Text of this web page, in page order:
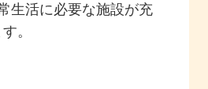
生活に必要な施設が充
。